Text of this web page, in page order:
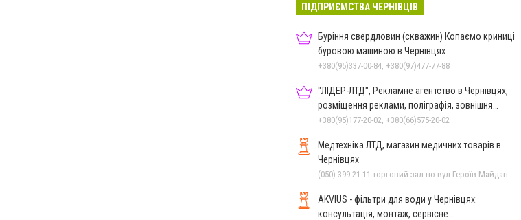
ПІДПРИЄМСТВА ЧЕРНІВЦІВ
Буріння свердловин (скважин) Копаємо криниці
буровою машиною в Чернівцях
+380(95)337-00-84, +380(97)477-77-88
"ЛІДЕР-ЛТД", Рекламне агентство в Чернівцях,
розміщення реклами, поліграфія, зовнішня
реклама
+380(95)177-20-02, +380(66)575-20-02
Медтехніка ЛТД, магазин медичних товарів в
Чернівцях
AKVIUS - фільтри для води у Чернівцях:
консультація, монтаж, сервісне